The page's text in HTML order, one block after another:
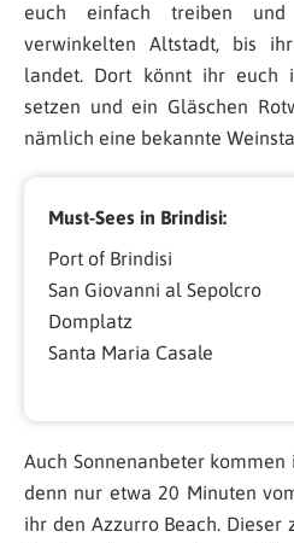
euch einfach treiben
verwinkelten Altstadt, bis
landet. Dort könnt ihr euch
setzen und ein Gläschen
nämlich eine bekannte
Must-Sees in Brindisi:
Port of Brindisi
San Giovanni al Sepolcro
Domplatz
Santa Maria Casale
Auch Sonnenanbeter
denn nur etwa 20 Minuten
ihr den Azzurro Beach. Dieser